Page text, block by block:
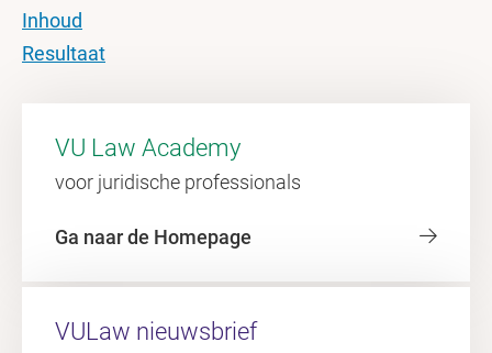
Inhoud
Resultaat
VU Law Academy
voor juridische professionals
Ga naar de Homepage
VULaw nieuwsbrief